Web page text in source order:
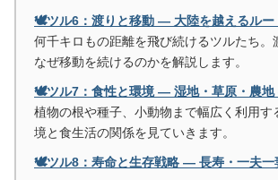
🕊️ツル6：渡りと移動 ― 大陸を越えるル
何千キロもの距離を飛び続けるツルたち。
なぜ移動を続けるのかを解説します。
🕊️ツル7：食性と環境 ― 湿地・草原・農
植物の根や種子、小動物まで幅広く利用す
境と食生活の関係を見ていきます。
🕊️ツル8：寿命と生存戦略 ― 長寿・一夫一